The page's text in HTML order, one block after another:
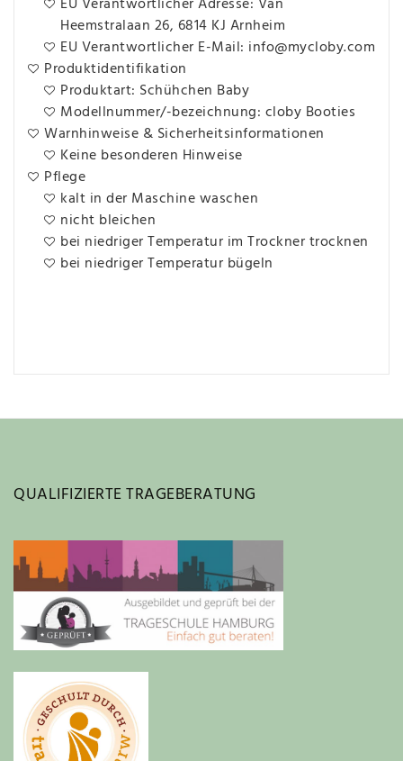
Heemstralaan 26, 6814 KJ Arnheim
EU Verantwortlicher E-Mail: info@mycloby.com
Produktidentifikation
Produktart: Schühchen Baby
Modellnummer/-bezeichnung: cloby Booties
Warnhinweise & Sicherheitsinformationen
Keine besonderen Hinweise
Pflege
kalt in der Maschine waschen
nicht bleichen
bei niedriger Temperatur im Trockner trocknen
bei niedriger Temperatur bügeln
QUALIFIZIERTE TRAGEBERATUNG